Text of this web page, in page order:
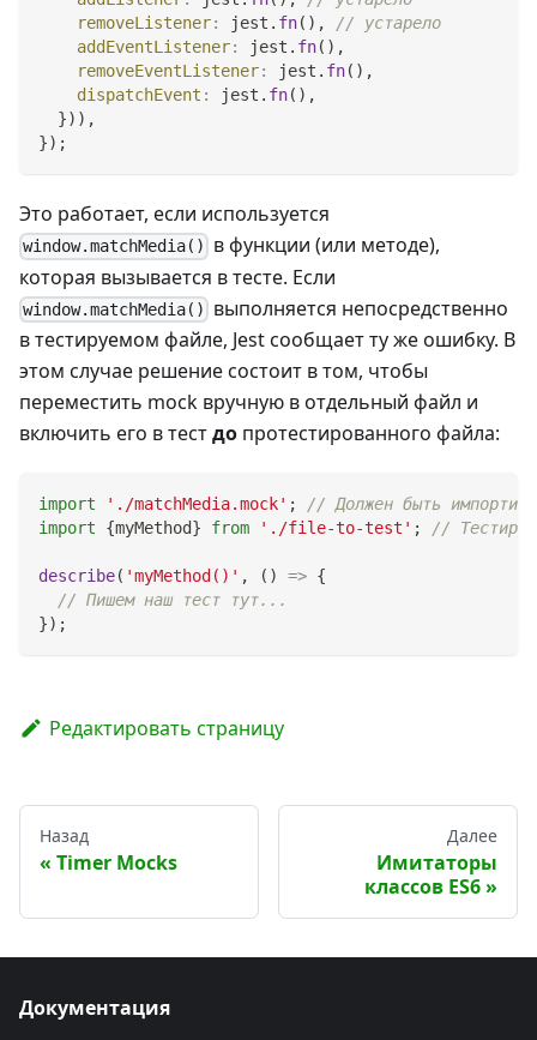
removeListener: jest . fn( ) ,
// устарело
addEventListener: jest . fn( ) ,
removeEventListener: jest . fn( ) ,
dispatchEvent : jest . fn( ) ,
}) ) ,
}) ;
Это работает, если используется
window.matchMedia()
в функции (или методе),
которая вызывается в тесте. Если
window.matchMedia()
выполняется непосредственно
в тестируемом файле, Jest сообщает ту же ошибку. В
этом случае решение состоит в том, чтобы
переместить mock вручную в отдельный файл и
включить его в тестдо протестированного файла:
import './matchMedia.mock' ;
// Должен быть
import
{myMethod} from './file-to-test' ; //
describe( 'myMethod()' , ( ) => {
// Пишем наш тест тут...
}) ;
Редактировать страницу
Назад
Timer Mocks
Далее
Имитаторы
классов ES6
Документация